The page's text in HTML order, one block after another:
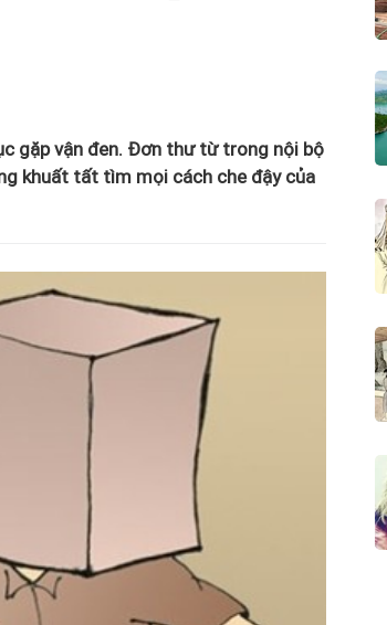
gặp vận đen. Đơn thư từ trong nội bộ
khuất tất tìm mọi cách che đậy của